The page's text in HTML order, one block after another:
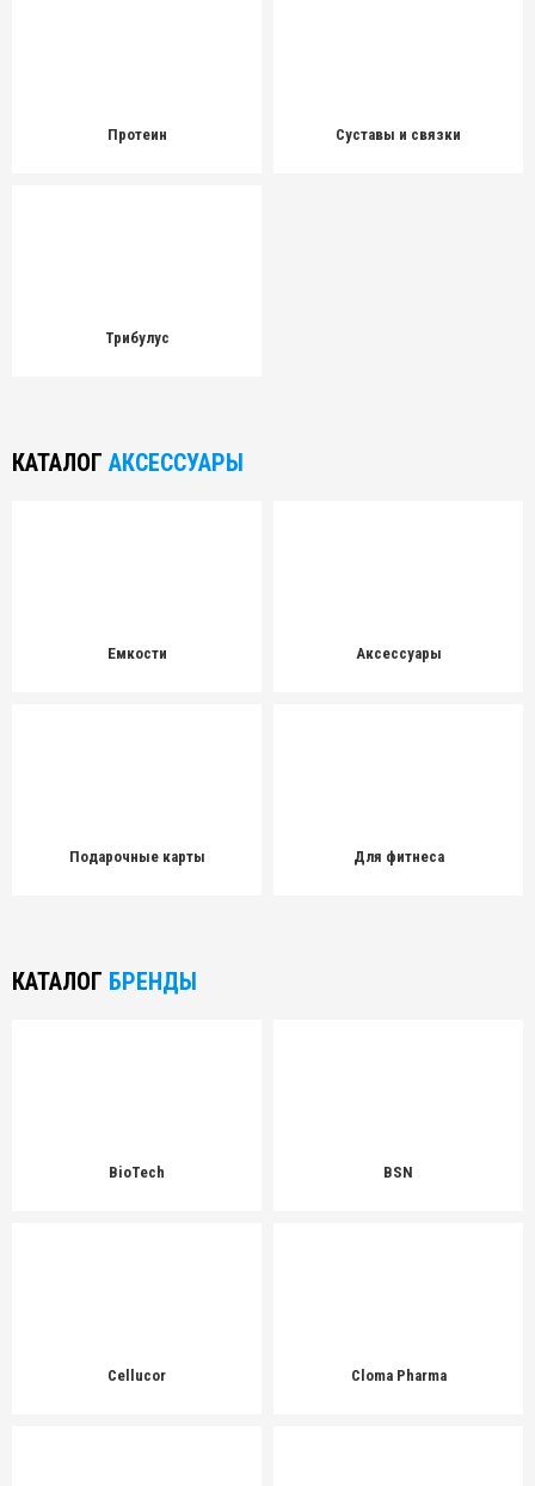
Протеин Суставы и связки
Трибулус
КАТАЛОГ АКСЕССУАРЫ
Емкости Аксессуары
Подарочные карты Для фитнеса
КАТАЛОГ БРЕНДЫ
BioTech BSN
Cellucor Cloma Pharma